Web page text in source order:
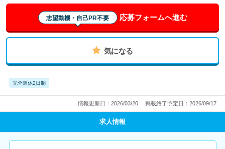
志望動機・自己PR不要 応募フォームへ進む
気になる
完全週休2日制
情報更新日：2026/03/20 掲載終了予定日：2026/09/17
求人情報